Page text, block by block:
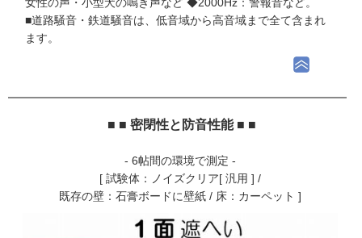
■道路騒音・鉄道騒音は、低音域から高音域まで全て含まれ
ます。
■ ■ 密閉性と防音性能 ■ ■
- 6帖間の環境で測定 -
[ 試験体：ノイズクリア[ 汎用 ] /
既存の壁：石膏ボードに壁紙 / 床：カーペット ]